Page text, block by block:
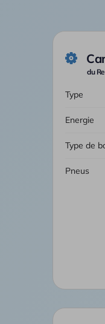
du
Type
Energie
Type de
Pneus